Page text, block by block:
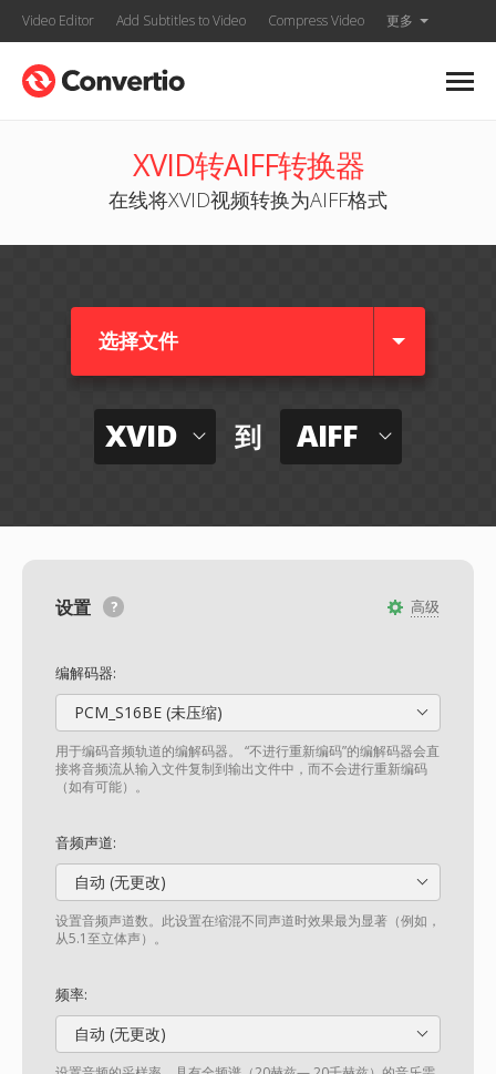
Video Editor Add Subtitles to Video Compress Video 更多
XVID转AIFF转换器
在线将XVID视频转换为AIFF格式
选择文件
XVID 到 AIFF
高级
设置
编解码器:
PCM_S16BE (未压缩)
用于编码音频轨道的编解码器。 “不进行重新编码”的编解码器会直
接将音频流从输入文件复制到输出文件中，而不会进行重新编码
（如有可能）。
音频声道:
自动 (无更改)
设置音频声道数。此设置在缩混不同声道时效果最为显著（例如，
从5.1至立体声）。
频率:
自动 (无更改)